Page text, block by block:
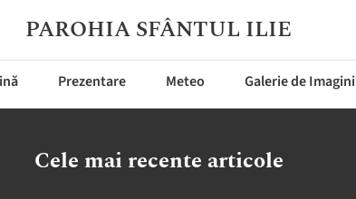
PAROHIA SFÂNTUL ILIE
Prezentare Meteo Galerie de Imagini
Cele mai recente articole